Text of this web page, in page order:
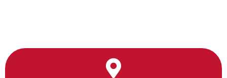
Utilizamos cookies para facilitar o uso do site, personalizar o